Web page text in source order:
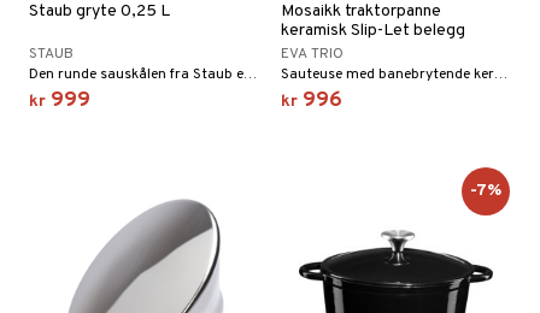
Staub gryte 0,25 L
STAUB
Den runde sauskålen fra Staub er laget av emaljert støpejern, et materiale med imponerende varmebevarende egenskaper.
kr 999
Mosaikk traktorpanne
keramisk Slip-Let belegg
EVA TRIO
Sauteuse med banebrytende keramisk belegg som gjør pannen eksepsjonelt slitesterk.
kr 996
-7%